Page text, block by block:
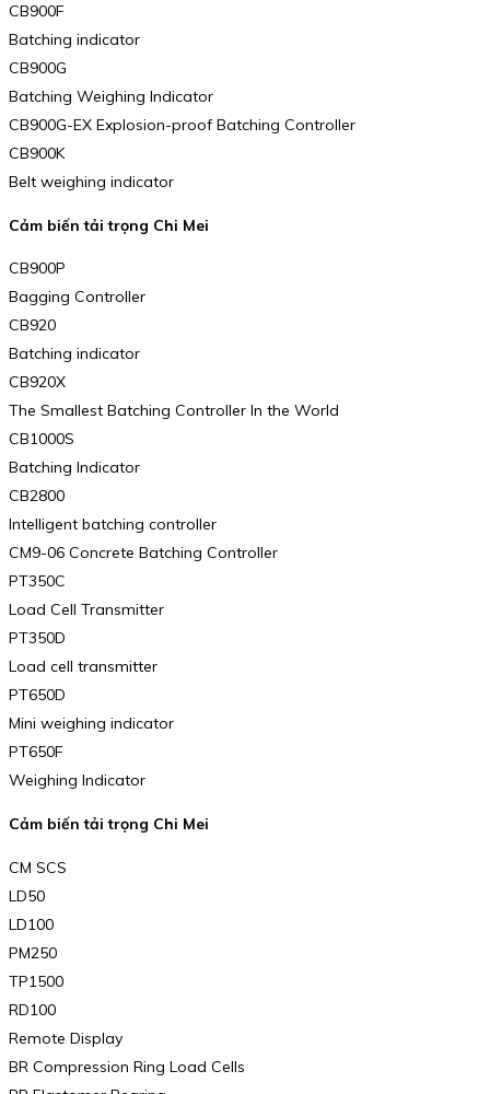
CB900F
Batching indicator
CB900G
Batching Weighing Indicator
CB900G-EX Explosion-proof Batching Controller
CB900K
Belt weighing indicator
Cảm biến tải trọng Chi Mei
CB900P
Bagging Controller
CB920
Batching indicator
CB920X
The Smallest Batching Controller In the World
CB1000S
Batching Indicator
CB2800
Intelligent batching controller
CM9-06 Concrete Batching Controller
PT350C
Load Cell Transmitter
PT350D
Load cell transmitter
PT650D
Mini weighing indicator
PT650F
Weighing Indicator
Cảm biến tải trọng Chi Mei
CM SCS
LD50
LD100
PM250
TP1500
RD100
Remote Display
BR Compression Ring Load Cells